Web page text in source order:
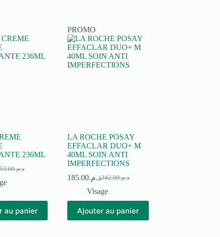
236ML
د.م.
د.م.153.00. د.م.84.00.
au panier
PROMO
LA ROCHE POSAY
EFFACLAR DUO+ M
40ML SOIN ANTI
IMPERFECTIONS
د.م.242.00
Le
prix
était :
د.م.242.00.
د.م.185.00
Le
prix
est :
د.م.185.00.
Visage
Ajouter au panier